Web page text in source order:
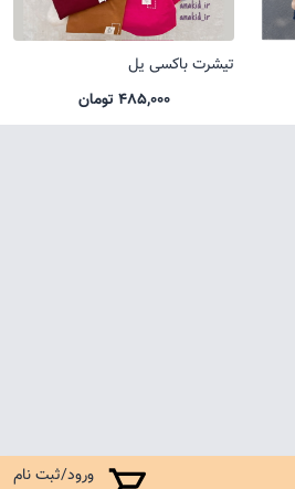
ورود/ثبت نام
تیشرت باکسی یل
485,000 تومان